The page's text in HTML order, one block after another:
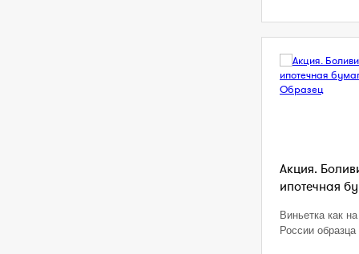
Акция.
ипотечная
Виньетка как
России образца